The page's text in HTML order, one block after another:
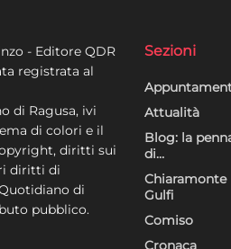
- Editore QDR
registrata al
di Ragusa, ivi
di colori e il
diritti sui
diritti di
di
pubblico.
Sezioni
Attualità
Blog: la
di…
Chiaramonte
Gulfi
Comiso
Cronaca